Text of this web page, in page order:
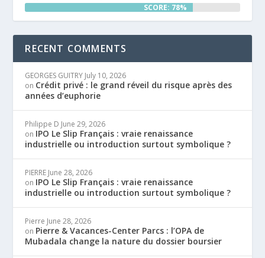
SCORE: 78%
RECENT COMMENTS
GEORGES GUITRY July 10, 2026
on Crédit privé : le grand réveil du risque après des
années d’euphorie
Philippe D June 29, 2026
on IPO Le Slip Français : vraie renaissance
industrielle ou introduction surtout symbolique ?
PIERRE June 28, 2026
on IPO Le Slip Français : vraie renaissance
industrielle ou introduction surtout symbolique ?
Pierre June 28, 2026
on Pierre & Vacances-Center Parcs : l’OPA de
Mubadala change la nature du dossier boursier